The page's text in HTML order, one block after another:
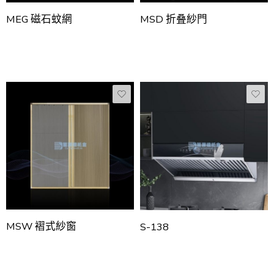
MEG 磁石蚊網 MSD 折叠紗門
MSW 褶式紗窗 S-138